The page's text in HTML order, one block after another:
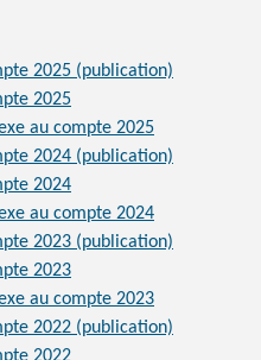
2025 (publication)
2025
au compte 2025
2024 (publication)
2024
au compte 2024
2023 (publication)
2023
au compte 2023
2022 (publication)